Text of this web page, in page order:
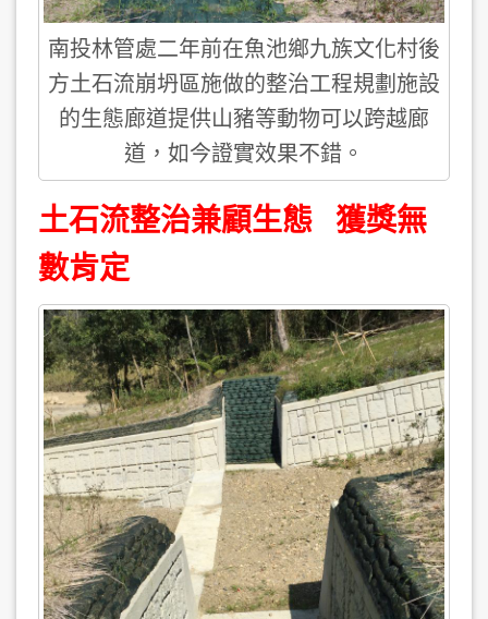
南投林管處二年前在魚池鄉九族文化村後
方土石流崩坍區施做的整治工程規劃施設
的生態廊道提供山豬等動物可以跨越廊
道，如今證實效果不錯。
土石流整治兼顧生態 獲獎無
數肯定